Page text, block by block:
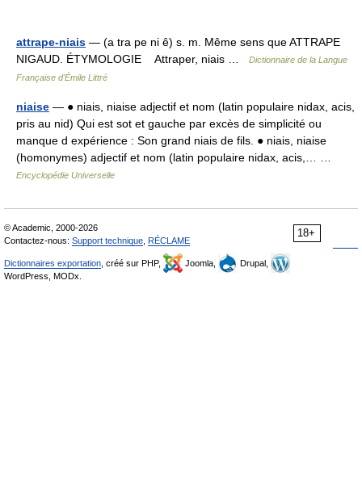
attrape-niais — (a tra pe ni ê) s. m. Même sens que ATTRAPE
NIGAUD. ÉTYMOLOGIE Attraper, niais …
Dictionnaire de la Langue
Française d'Émile Littré
niaise — ● niais, niaise adjectif et nom (latin populaire nidax, acis,
pris au nid) Qui est sot et gauche par excès de simplicité ou
manque d expérience : Son grand niais de fils. ● niais, niaise
(homonymes) adjectif et nom (latin populaire nidax, acis,… …
Encyclopédie Universelle
18+
© Academic, 2000-2026
Contactez-nous: Support technique RÉCLAME
Dictionnaires exportation , créé sur PHP, Joomla,
Drupal,
WordPress, MODx.